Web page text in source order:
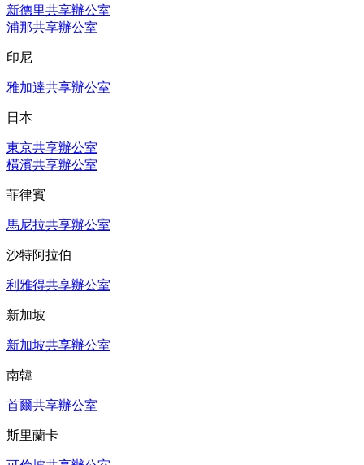
新德里共享辦公室
浦那共享辦公室
印尼
雅加達共享辦公室
日本
東京共享辦公室
橫濱共享辦公室
菲律賓
馬尼拉共享辦公室
沙特阿拉伯
利雅得共享辦公室
新加坡
新加坡共享辦公室
南韓
首爾共享辦公室
斯里蘭卡